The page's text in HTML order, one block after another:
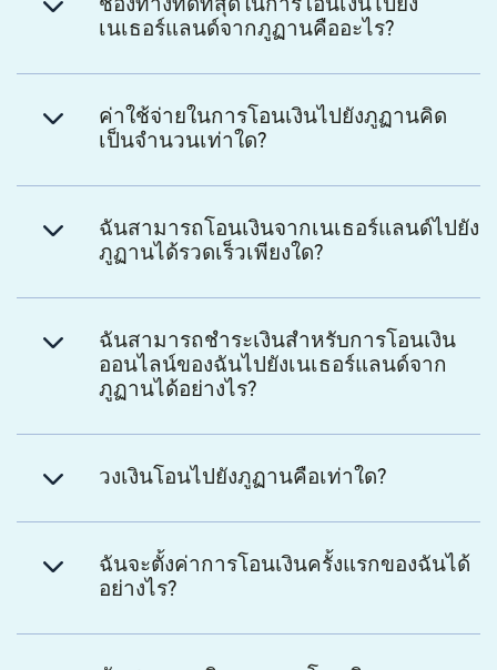
ช่องทางที่ดีที่สุดในการโอนเงินไปยัง
เนเธอร์แลนด์จากภูฏานคืออะไร?
ค่าใช้จ่ายในการโอนเงินไปยังภูฏานคิด
เป็นจำนวนเท่าใด?
ฉันสามารถโอนเงินจากเนเธอร์แลนด์ไปยัง
ภูฏานได้รวดเร็วเพียงใด?
ฉันสามารถชำระเงินสำหรับการโอนเงิน
ออนไลน์ของฉันไปยังเนเธอร์แลนด์จาก
ภูฏานได้อย่างไร?
วงเงินโอนไปยังภูฏานคือเท่าใด?
ฉันจะตั้งค่าการโอนเงินครั้งแรกของฉันได้
อย่างไร?